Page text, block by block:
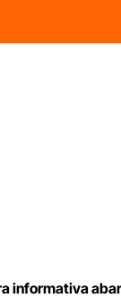
lluvia
de aranceles
informativa